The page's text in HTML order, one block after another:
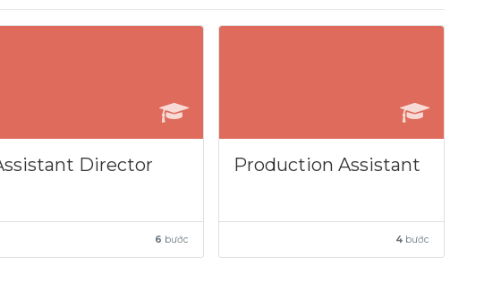
Director
6 bước
Production Assistant
4bước